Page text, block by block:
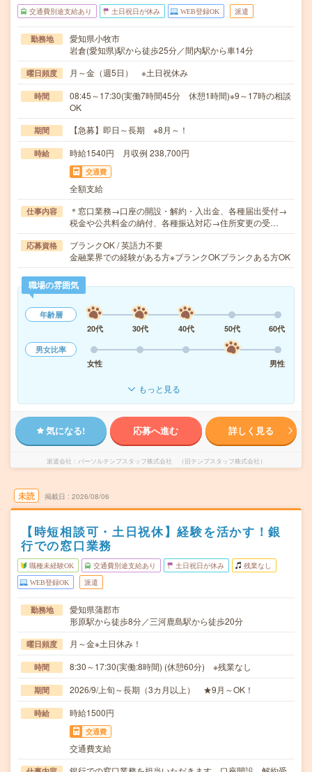
交通費別途支給あり 土日祝日が休み WEB登録OK 派遣
勤務地
愛知県小牧市
岩倉(愛知県)駅から徒歩25分／間内駅から車14分
曜日頻度 月～金（週5日） ※土日祝休み
時間
08:45～17:30(実働7時間45分 休憩1時間)※9～17時の相談
OK
期間 【急募】即日～長期 ※8月～！
時給 時給1540円 月収例 238,700円
交通費
全額支給
仕事内容
＊窓口業務→口座の開設・解約・入出金、各種届出受付→
税金や公共料金の納付、各種振込対応→住所変更の受…
応募資格
ブランクOK / 英語力不要
金融業界での経験がある方※ブランクOKブランクある方OK
職場の雰囲気
年齢層
20代
30代 40代 50代
60代
男女比率
女性
男性
もっと見る
気になる! 応募へ進む 詳しく見る
派遣会社 パーソルテンプスタッフ株式会社 （旧テンプスタッフ株式会社）
未読 掲載日 2026/08/06
【時短相談可・土日祝休】経験を活かす！銀
行での窓口業務
職種未経験OK 交通費別途支給あり 土日祝日が休み 残業なし
WEB登録OK 派遣
勤務地
愛知県蒲郡市
形原駅から徒歩8分／三河鹿島駅から徒歩20分
曜日頻度 月～金※土日休み！
時間 8:30～17:30(実働:8時間) (休憩60分) ※残業なし
期間 2026/9/上旬～長期（3カ月以上） ★9月～OK！
時給 時給1500円
交通費
交通費支給